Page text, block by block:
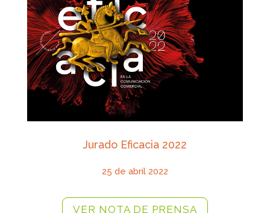
Jurado Eficacia 2022
25 de abril 2022
VER NOTA DE PRENSA